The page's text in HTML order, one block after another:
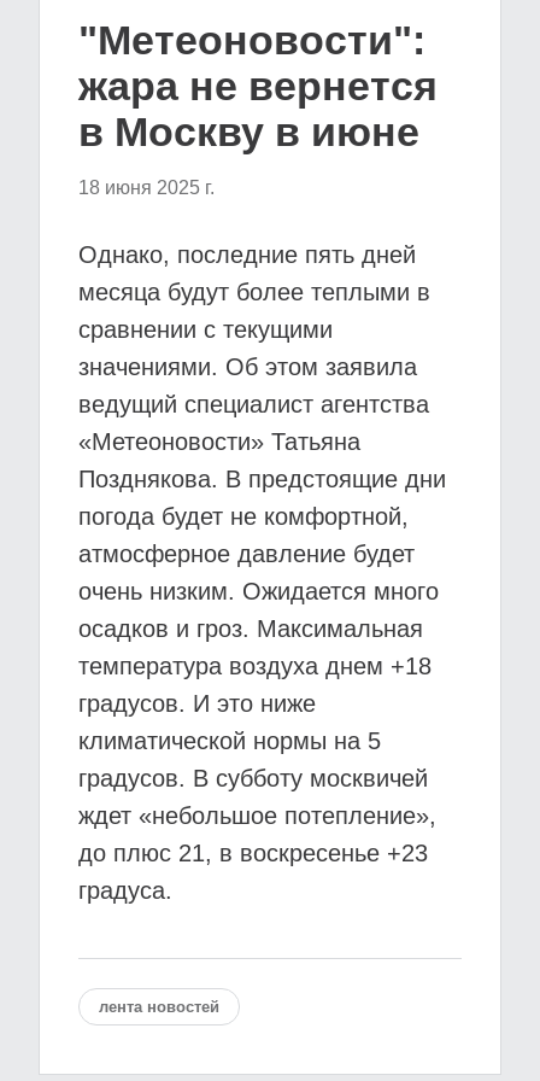
"Метеоновости":
жара не вернется
в Москву в июне
18 июня 2025 г.
Однако, последние пять дней
месяца будут более теплыми в
сравнении с текущими
значениями. Об этом заявила
ведущий специалист агентства
«Метеоновости» Татьяна
Позднякова. В предстоящие дни
погода будет не комфортной,
атмосферное давление будет
очень низким. Ожидается много
осадков и гроз. Максимальная
температура воздуха днем +18
градусов. И это ниже
климатической нормы на 5
градусов. В субботу москвичей
ждет «небольшое потепление»,
до плюс 21, в воскресенье +23
градуса.
лента новостей